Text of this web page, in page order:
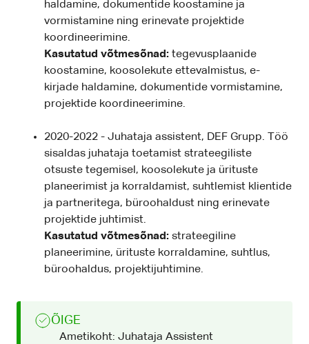
haldamine, dokumentide koostamine ja
vormistamine ning erinevate projektide
koordineerimine.
Kasutatud võtmesõnad: tegevusplaanide
koostamine, koosolekute ettevalmistus, e-
kirjade haldamine, dokumentide vormistamine,
projektide koordineerimine.
2020-2022 - Juhataja assistent, DEF Grupp. Töö
sisaldas juhataja toetamist strateegiliste
otsuste tegemisel, koosolekute ja ürituste
planeerimist ja korraldamist, suhtlemist klientide
ja partneritega, büroohaldust ning erinevate
projektide juhtimist.
Kasutatud võtmesõnad: strateegiline
planeerimine, ürituste korraldamine, suhtlus,
büroohaldus, projektijuhtimine.
ÕIGE
Ametikoht: Juhataja Assistent